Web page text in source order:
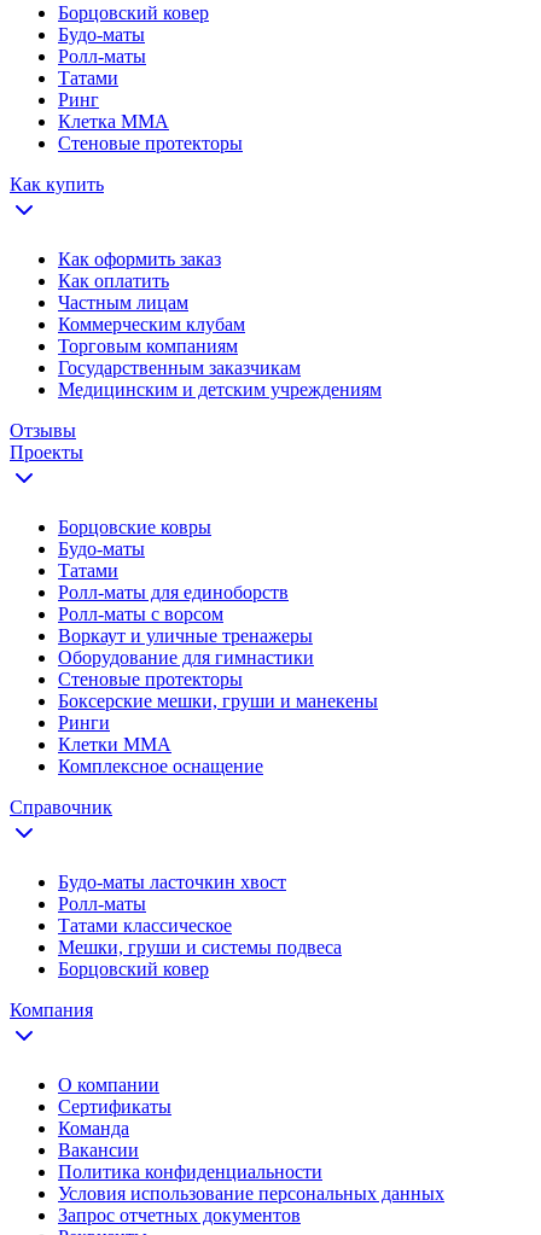
Борцовский ковер
Будо-маты
Ролл-маты
Татами
Ринг
Клетка ММА
Стеновые протекторы
Как купить
Как оформить заказ
Как оплатить
Частным лицам
Коммерческим клубам
Торговым компаниям
Государственным заказчикам
Медицинским и детским учреждениям
Отзывы
Проекты
Борцовские ковры
Будо-маты
Татами
Ролл-маты для единоборств
Ролл-маты с ворсом
Воркаут и уличные тренажеры
Оборудование для гимнастики
Стеновые протекторы
Боксерские мешки, груши и манекены
Ринги
Клетки ММА
Комплексное оснащение
Справочник
Будо-маты ласточкин хвост
Ролл-маты
Татами классическое
Мешки, груши и системы подвеса
Борцовский ковер
Компания
О компании
Сертификаты
Команда
Вакансии
Политика конфиденциальности
Условия использование персональных данных
Запрос отчетных документов